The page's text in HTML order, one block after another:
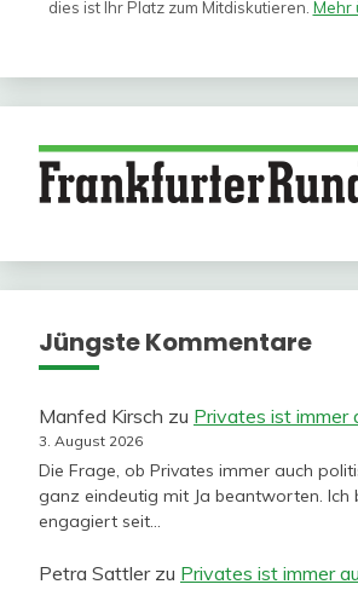
dies ist Ihr Platz zum Mitdiskutieren. Mehr
Jüngste Kommentare
Manfed Kirsch zu Privates ist immer
3. August 2026
Die Frage, ob Privates immer auch
ganz eindeutig mit Ja beantworten. Ich
engagiert seit…
Petra Sattlerzu Privates ist immer